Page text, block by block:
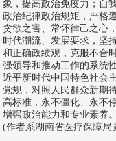
象，提高政治免疫力；自
政治纪律政治规矩，严格
贪欲之害、常怀律己之心
时代潮流、发展要求，坚
和正确政绩观，克服不合
强领导和推动工作的系统
近平新时代中国特色社会
党规，对照人民群众新期
高标准，永不僵化、永不
增强政治能力和专业素养。
(作者系湖南省医疗保障局